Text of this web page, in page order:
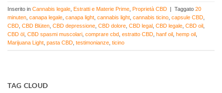
Inserito in Cannabis legale Estratti e Materie Prime Proprietà CBD | Taggato 20
minuten canapa legale canapa light cannabis light cannabis ticino capsule CBD
CBD CBD Blüten CBD depressione CBD dolore CBD legal CBD legale CBD oil
CBD öl CBD spasmi muscolari comprare cbd estratto CBD hanf oil hemp oil
Marijuana Light pasta CBD testimonianze ticino
TAG CLOUD